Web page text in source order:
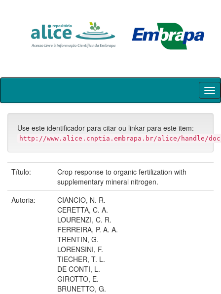
Skip
Use este identificador para citar ou linkar para este item:
http://www.alice.cnptia.embrapa.br/alice/handle/
Título:
Crop response to organic fertilization with
supplementary mineral nitrogen.
Autoria:
CIANCIO, N. R.
CERETTA, C. A.
LOURENZI, C. R.
FERREIRA, P. A. A.
TRENTIN, G.
LORENSINI, F.
TIECHER, T. L.
DE CONTI, L.
GIROTTO, E.
BRUNETTO, G.